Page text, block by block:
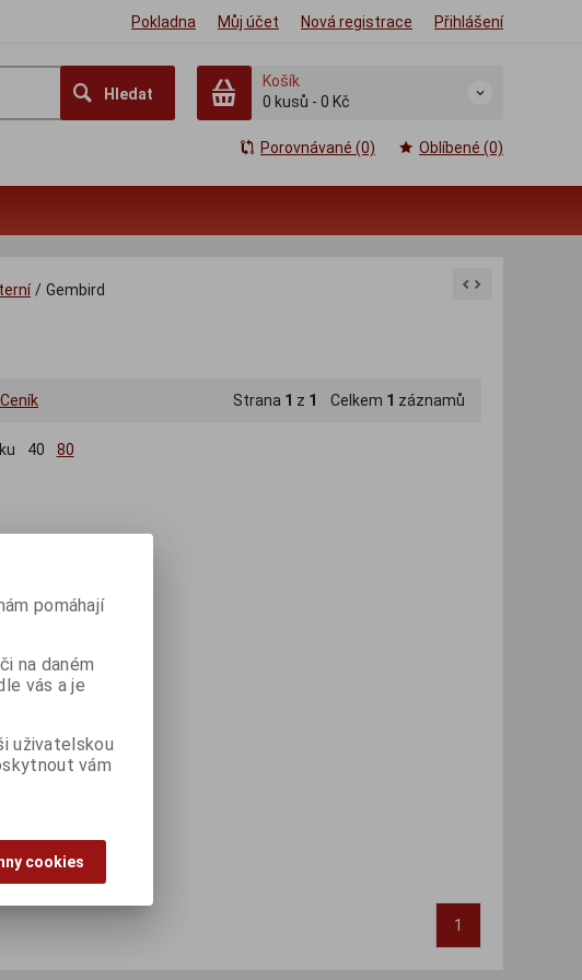
Pokladna Můj účet Nová registrace Přihlášení
Hledat
Košík
0 kusů - 0 Kč
Porovnávané (0) Oblíbené (0)
/ Gembird
Ceník Strana 1 z 1 Celkem 1 záznamů
40 80
1
pomáhají
na daném
vás a je
uživatelskou
vám
cookies